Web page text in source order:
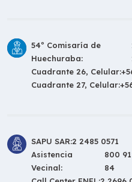
54º Comisaría de
Huechuraba:
Cuadrante 26, Celular:
Cuadrante 27, Celular:
SAPU SAR:2 2485 0571
Asistencia
Vecinal:
800
84